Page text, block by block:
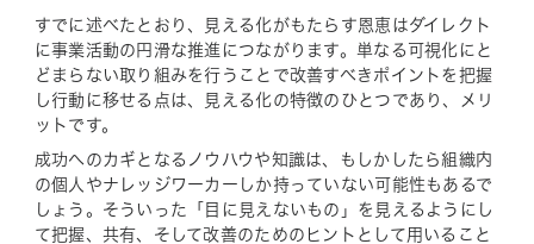
すでに述べたとおり、見える化がもたらす恩恵はダイレクト
に事業活動の円滑な推進につながります。単なる可視化にと
どまらない取り組みを行うことで改善すべきポイントを把握
し行動に移せる点は、見える化の特徴のひとつであり、メリ
ットです。
成功へのカギとなるノウハウや知識は、もしかしたら組織内
の個人やナレッジワーカーしか持っていない可能性もあるで
しょう。そういった「目に見えないもの」を見えるようにし
て把握、共有、そして改善のためのヒントとして用いること